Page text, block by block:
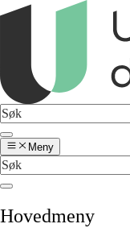
Meny
Hovedmeny